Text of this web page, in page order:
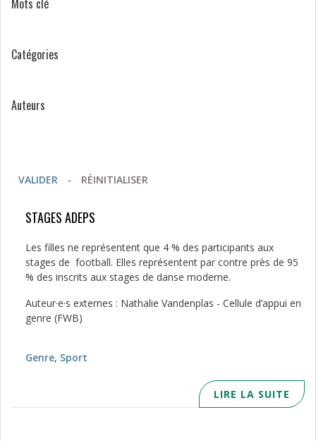
Mots clé
Catégories
Auteurs
VALIDER - RÉINITIALISER
STAGES ADEPS
Les filles ne représentent que 4 % des participants aux
stages de football. Elles représentent par contre près de 95
% des inscrits aux stages de danse moderne.
Auteur·e·s externes : Nathalie Vandenplas - Cellule d’appui en
genre (FWB)
Genre, Sport
LIRE LA SUITE